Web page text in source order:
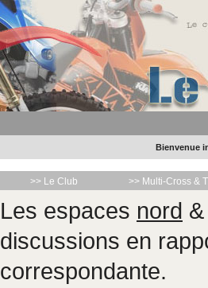
Bienvenue
>> Le Club >> Multi-Cross &
Les espaces nord
discussions en
correspondante.